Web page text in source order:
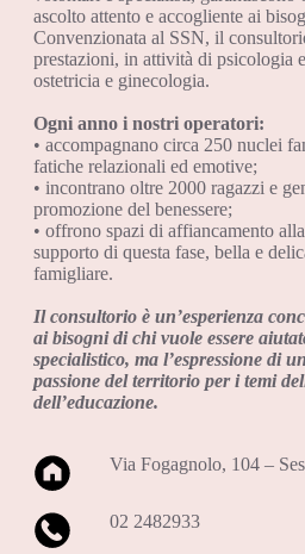
ascolto attento e accogliente ai
Convenzionata al SSN, il
prestazioni, in attività di psicologia
ostetricia e ginecologia.
Ogni anno i nostri operatori:
• accompagnano circa 250 nuclei
fatiche relazionali ed emotive;
• incontrano oltre 2000 ragazzi e
promozione del benessere;
• offrono spazi di affiancamento
supporto di questa fase, bella e
famigliare.
Il consultorio è un’esperienza
ai bisogni di chi vuole essere
specialistico, ma l’espressione di
passione del territorio per i temi
dell’educazione.
Via Fogagnolo, 104 –
02 2482933